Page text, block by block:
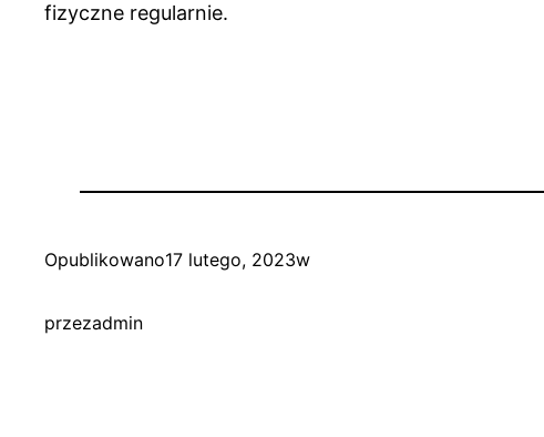
fizyczne regularnie.
Opublikowano17 lutego, 2023w
przezadmin